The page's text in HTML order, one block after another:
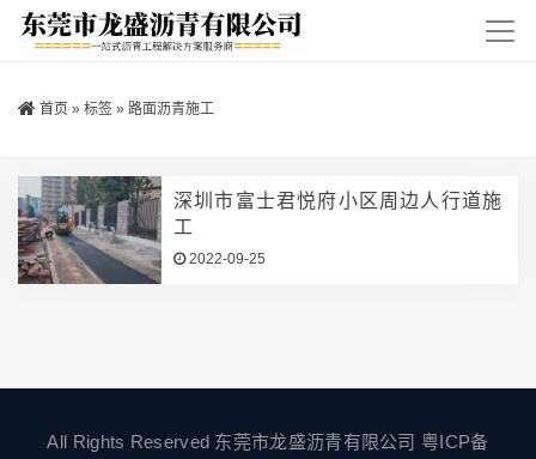
首页 » 标签 » 路面沥青施工
深圳市富士君悦府小区周边人行道施
工
2022-09-25
All Rights Reserved 东莞市龙盛沥青有限公司 粤ICP备